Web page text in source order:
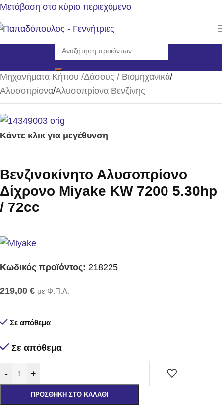
Μετάβαση στο κύριο περιεχόμενο
Αρχική σελίδα/
Μηχανήματα Κήπου /Δάσους / Βιομηχανικά/
Αλυσοπρίονα/Αλυσοπρίονα Βενζίνης
Κάντε κλικ για μεγέθυνση
Βενζινοκίνητο Αλυσοπρίονο
Δίχρονο Miyake KW 7200 5.30hp
/ 72cc
Κωδικός προϊόντος: 218225
219,00 € με Φ.Π.Α.
Σε απόθεμα
Σε απόθεμα
- +
ΠΡΟΣΘΉΚΗ ΣΤΟ ΚΑΛΆΘΙ